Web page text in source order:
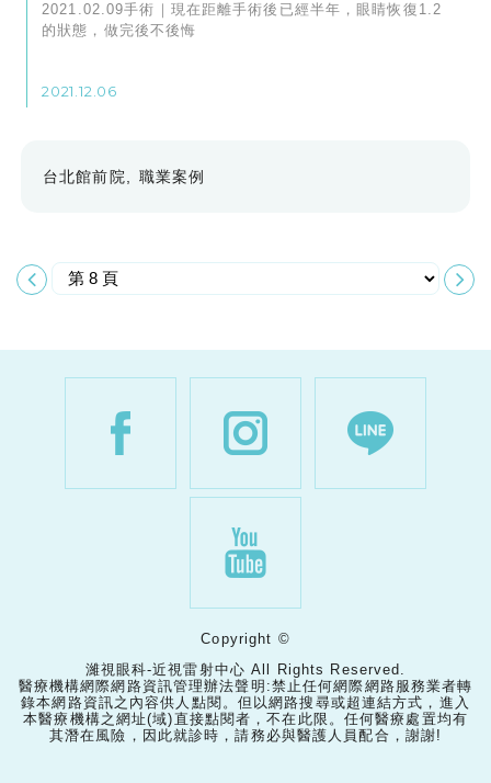
2021.02.09手術｜現在距離手術後已經半年，眼睛恢復1.2
的狀態，做完後不後悔
2021.12.06
台北館前院 職業案例
Copyright ©
濰視眼科-近視雷射中心 All Rights Reserved.
醫療機構網際網路資訊管理辦法聲明:禁止任何網際網路服務業者轉
錄本網路資訊之內容供人點閱。但以網路搜尋或超連結方式，進入
本醫療機構之網址(域)直接點閱者，不在此限。任何醫療處置均有
其潛在風險，因此就診時，請務必與醫護人員配合，謝謝!